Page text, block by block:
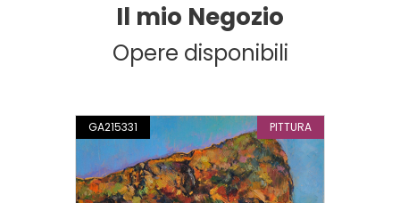
Il mio Negozio
Opere disponibili
GA215331 PITTURA